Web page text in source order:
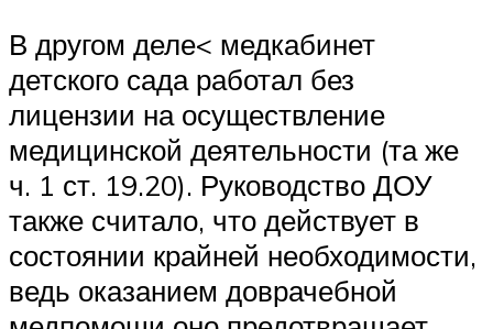
В другом деле< медкабинет
детского сада работал без
лицензии на осуществление
медицинской деятельности (та же
ч. 1 ст. 19.20). Руководство ДОУ
также считало, что действует в
состоянии крайней необходимости,
ведь оказанием доврачебной